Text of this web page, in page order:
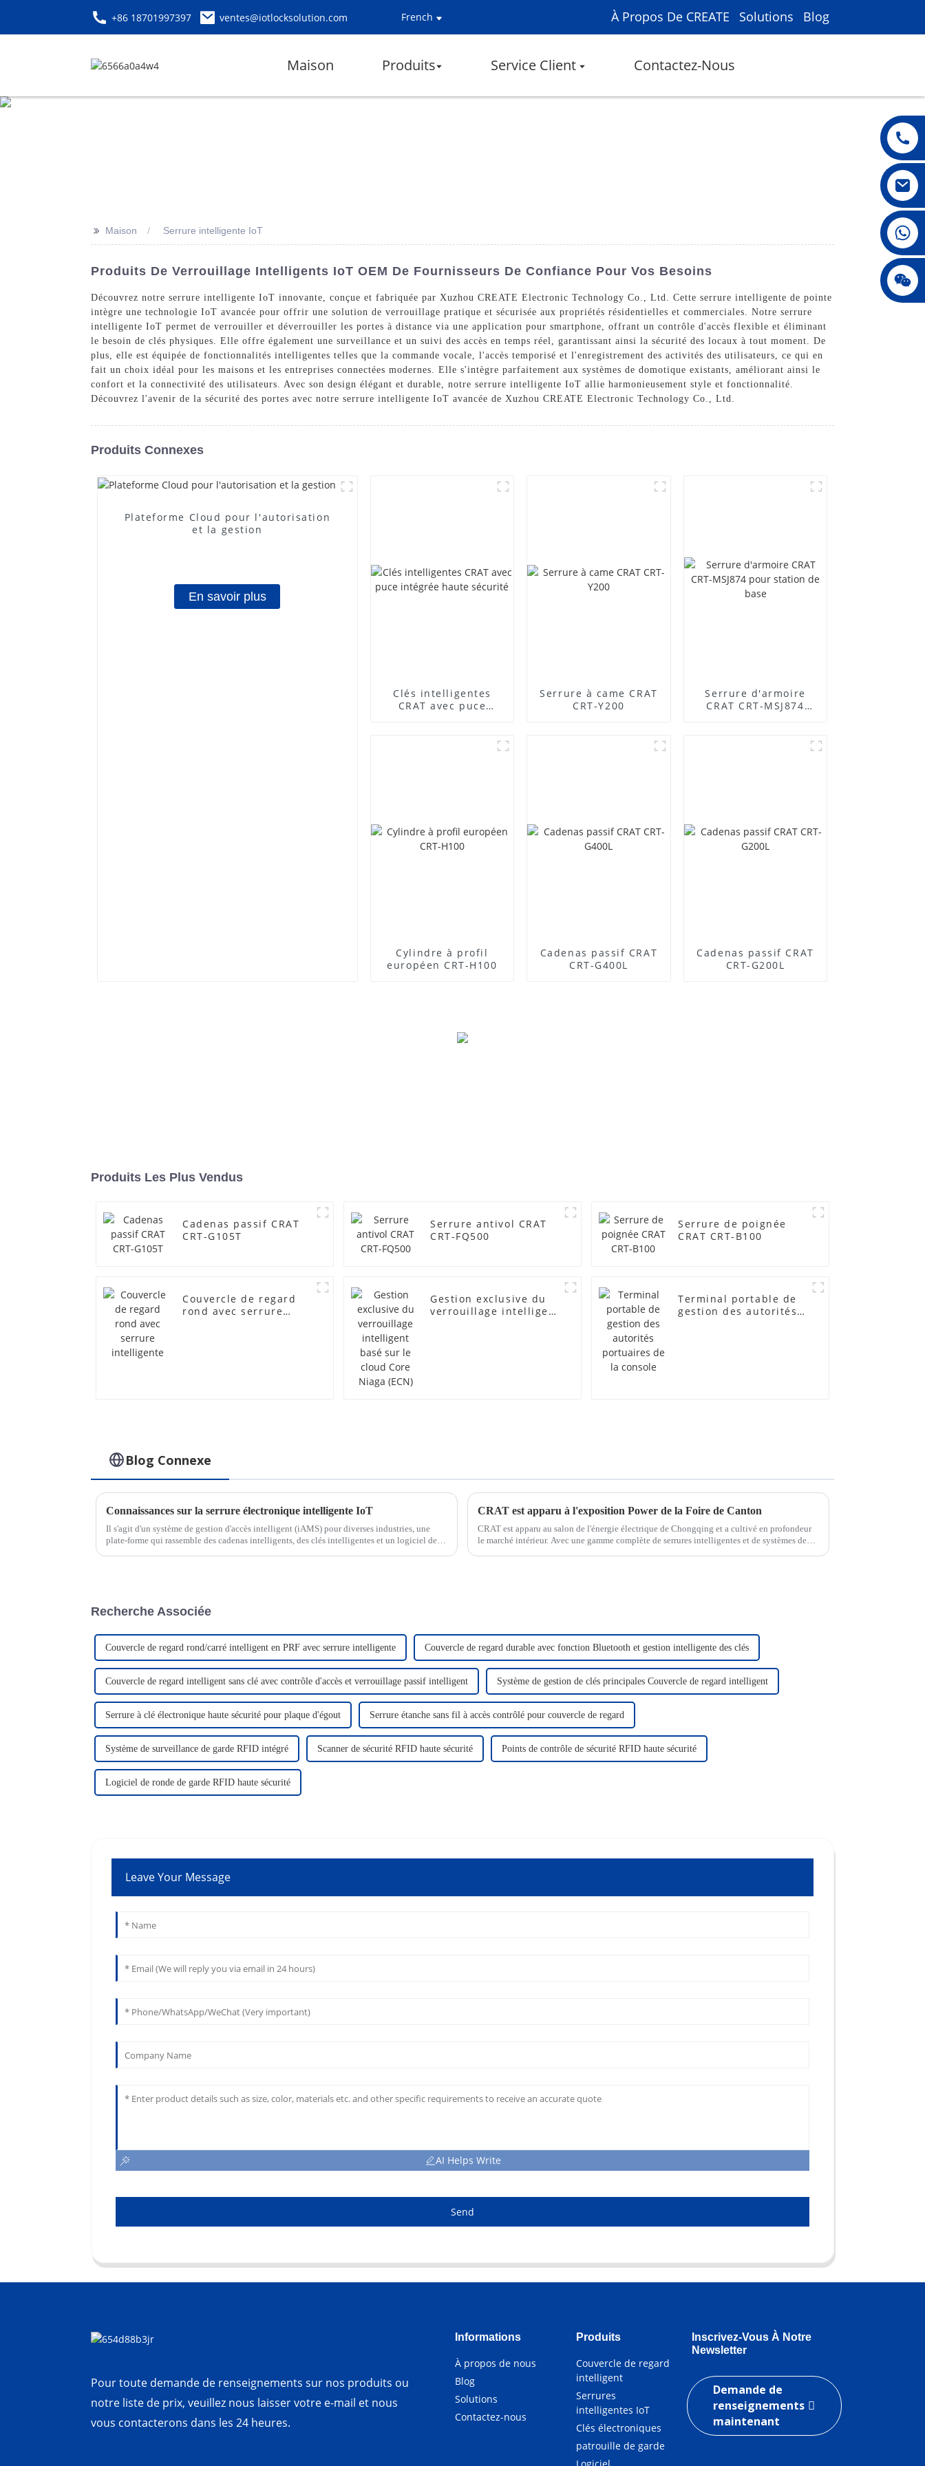
+86 18701997397 ventes@iotlocksolution.com French À Propos De CREATE Solutions Blog
Maison Produits Service Client Contactez-Nous
>> Maison Serrure intelligente IoT
Produits De Verrouillage Intelligents IoT OEM De Fournisseurs De Confiance Pour Vos Besoins
Découvrez notre serrure intelligente IoT innovante, conçue et fabriquée par Xuzhou CREATE Electronic Technology Co., Ltd. Cette serrure intelligente de pointe
intègre une technologie IoT avancée pour offrir une solution de verrouillage pratique et sécurisée aux propriétés résidentielles et commerciales. Notre serrure
intelligente IoT permet de verrouiller et déverrouiller les portes à distance via une application pour smartphone, offrant un contrôle d'accès flexible et éliminant
le besoin de clés physiques. Elle offre également une surveillance et un suivi des accès en temps réel, garantissant ainsi la sécurité des locaux à tout moment. De
plus, elle est équipée de fonctionnalités intelligentes telles que la commande vocale, l'accès temporisé et l'enregistrement des activités des utilisateurs, ce qui en
fait un choix idéal pour les maisons et les entreprises connectées modernes. Elle s'intègre parfaitement aux systèmes de domotique existants, améliorant ainsi le
confort et la connectivité des utilisateurs. Avec son design élégant et durable, notre serrure intelligente IoT allie harmonieusement style et fonctionnalité.
Découvrez l'avenir de la sécurité des portes avec notre serrure intelligente IoT avancée de Xuzhou CREATE Electronic Technology Co., Ltd.
Produits Connexes
Plateforme Cloud pour l'autorisation
et la gestion
En savoir plus
Clés intelligentes
CRAT avec puce
Serrure à came CRAT
CRT-Y200
Serrure d'armoire
CRAT CRT-MSJ874
Cylindre à profil
européen CRT-H100
Cadenas passif CRAT
CRT-G400L
Cadenas passif CRAT
CRT-G200L
Produits Les Plus Vendus
Cadenas passif CRAT
CRT-G105T
Serrure antivol CRAT
CRT-FQ500
Serrure de poignée
CRAT CRT-B100
Couvercle de regard
rond avec serrure
Gestion exclusive du
verrouillage intelligent
Terminal portable de
gestion des autorités
Blog Connexe
Connaissances sur la serrure électronique intelligente IoT
Il s'agit d'un système de gestion d'accès intelligent (iAMS) pour diverses industries, une
plate-forme qui rassemble des cadenas intelligents, des clés intelligentes et un logiciel de
CRAT est apparu à l'exposition Power de la Foire de Canton
CRAT est apparu au salon de l'énergie électrique de Chongqing et a cultivé en profondeur
le marché intérieur. Avec une gamme complète de serrures intelligentes et de systèmes de
Recherche Associée
Couvercle de regard rond/carré intelligent en PRF avec serrure intelligente Couvercle de regard durable avec fonction Bluetooth et gestion intelligente des clés
Couvercle de regard intelligent sans clé avec contrôle d'accès et verrouillage passif intelligent Système de gestion de clés principales Couvercle de regard intelligent
Serrure à clé électronique haute sécurité pour plaque d'égout Serrure étanche sans fil à accès contrôlé pour couvercle de regard
Système de surveillance de garde RFID intégré Scanner de sécurité RFID haute sécurité Points de contrôle de sécurité RFID haute sécurité
Logiciel de ronde de garde RFID haute sécurité
Leave Your Message
AI Helps Write
Send
Pour toute demande de renseignements sur nos produits ou
notre liste de prix, veuillez nous laisser votre e-mail et nous
vous contacterons dans les 24 heures.
Informations
À propos de nous
Blog
Solutions
Contactez-nous
Produits
Couvercle de regard
intelligent
Serrures
intelligentes IoT
Clés électroniques
patrouille de garde
Inscrivez-Vous À Notre
Newsletter
Demande de
renseignements
maintenant